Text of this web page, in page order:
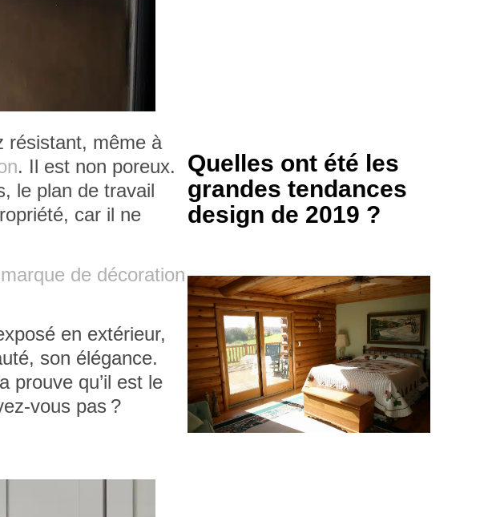
résistant, même à
. Il est non poreux.
le plan de travail
car il ne
de décoration
en extérieur,
son élégance.
prouve qu’il est le
vous pas ?
Quelles ont été les
grandes tendances
design de 2019 ?